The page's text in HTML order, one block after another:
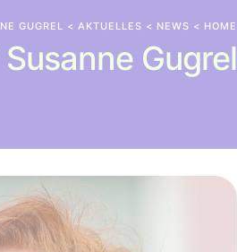
HOME
>
NEWS
>
AKTUELLES
> NACHRUF AUF SUSANNE GUGREL
Gugrel